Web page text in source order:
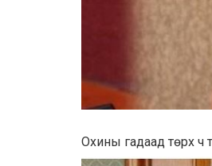
Охины гадаад төрх ч